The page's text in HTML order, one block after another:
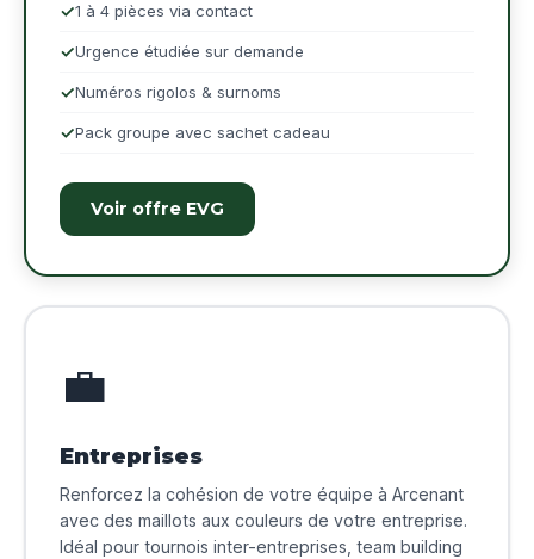
1 à 4 pièces via contact
Urgence étudiée sur demande
Numéros rigolos & surnoms
Pack groupe avec sachet cadeau
Voir offre EVG
💼
Entreprises
Renforcez la cohésion de votre équipe à Arcenant
avec des maillots aux couleurs de votre entreprise.
Idéal pour tournois inter-entreprises, team building